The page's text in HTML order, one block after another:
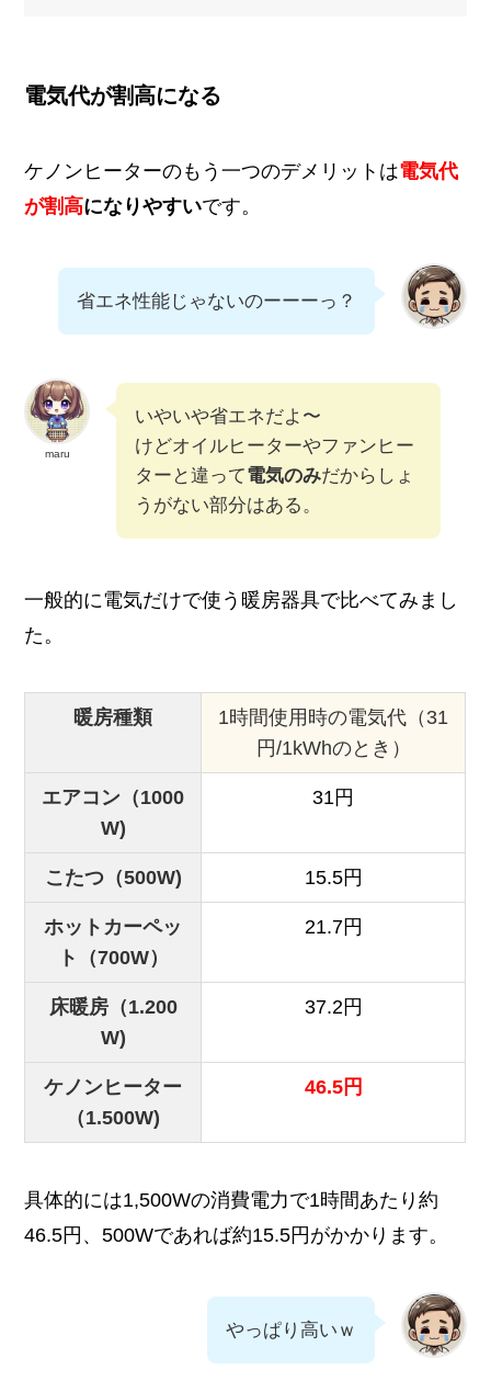
電気代が割高になる
ケノンヒーターのもう一つのデメリットは電気代
が割高になりやすいです。
省エネ性能じゃないのーーーっ？
maru
いやいや省エネだよ〜
けどオイルヒーターやファンヒー
ターと違って電気のみだからしょ
うがない部分はある。
一般的に電気だけで使う暖房器具で比べてみまし
た。
暖房種類
1時間使用時の電気代（31
円/1kWhのとき）
エアコン（1000
W)
31円
こたつ（500W) 15.5円
ホットカーペッ
ト（700W）
21.7円
床暖房（1.200
W)
37.2円
ケノンヒーター
（1.500W)
46.5円
具体的には1,500Wの消費電力で1時間あたり約
46.5円、500Wであれば約15.5円がかかります。
やっぱり高いｗ